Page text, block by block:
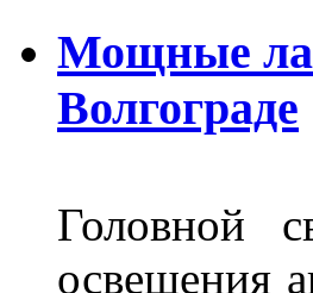
Мощные
Волгограде
Головной
освещения